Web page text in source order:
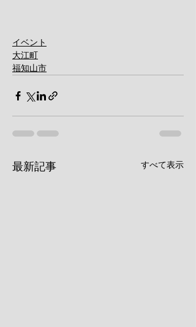
イベント
大江町
福知山市
最新記事 すべて表示